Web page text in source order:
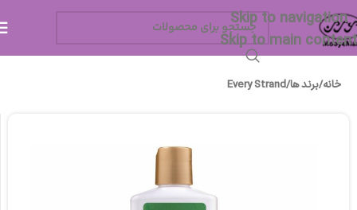
Skip to navigation
Skip to main content
خانه/برند ها/
Every Strand